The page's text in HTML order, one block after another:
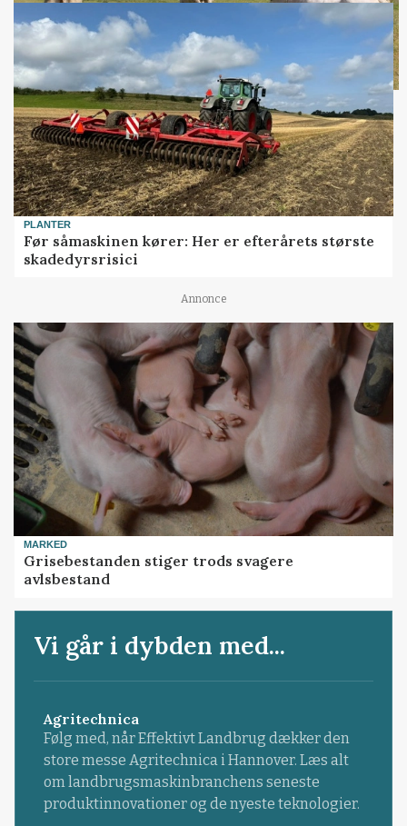
PLANTER
Før såmaskinen kører: Her er efterårets største
skadedyrsrisici
Annonce
MARKED
Grisebestanden stiger trods svagere
avlsbestand
Vi går i dybden med...
Agritechnica
Følg med, når Effektivt Landbrug dækker den
store messe Agritechnica i Hannover. Læs alt
om landbrugsmaskinbranchens seneste
produktinnovationer og de nyeste teknologier.